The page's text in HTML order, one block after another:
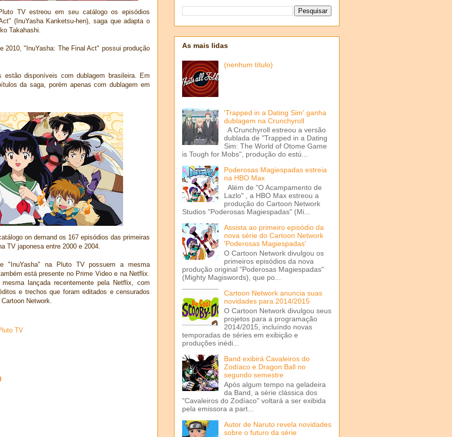
TV estreou em seu catálogo os episódios
(InuYasha Kanketsu-hen), saga que adapta o
Takahashi.
2010, "InuYasha: The Final Act" possui produção
disponíveis com dublagem brasileira. Em
da saga, porém apenas com dublagem em
on demand os 167 episódios das primeiras
TV japonesa entre 2000 e 2004.
"InuYasha" na Pluto TV possuem a mesma
está presente no Prime Video e na Netflix.
lançada recentemente pela Netflix, com
e trechos que foram editados e censurados
Network.
TV
As mais lidas
(nenhum título)
'Trapped in a Dating Sim' ganha
dublagem na Crunchyroll
A Crunchyroll estreou a versão
dublada de "Trapped in a Dating
Sim: The World of Otome Game
is Tough for Mobs", produção do estú...
Poderosas Magiespadas estreia
na HBO Max
Além de "O Acampamento de
Lazlo" , a HBO Max estreou a
produção do Cartoon Network
Studios "Poderosas Magiespadas" (Mi...
Assista ao primeiro episódio da
nova série do Cartoon Network
'Poderosas Magiespadas'
O Cartoon Network divulgou os
primeiros episódios da nova
produção original "Poderosas Magiespadas"
(Mighty Magiswords), que po...
Cartoon Network anuncia suas
novidades para 2014/2015
O Cartoon Network divulgou seus
projetos para a programação
2014/2015, incluíndo novas
temporadas de séries em exibição e
produções inédi...
Band exibirá Cavaleiros do
Zodíaco e Dragon Ball no
segundo semestre
Após algum tempo na geladeira
da Band, a série clássica dos
"Cavaleiros do Zodíaco" voltará a ser exibida
pela emissora a part...
Autor de Naruto revela novidades
sobre o futuro da série